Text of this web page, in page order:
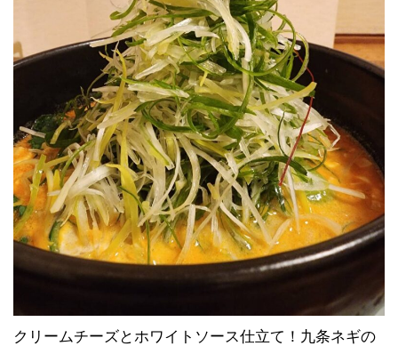
クリームチーズとホワイトソース仕立て！九条ネギの